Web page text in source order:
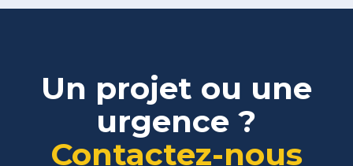
Un projet ou une
urgence ?
Contactez-nous